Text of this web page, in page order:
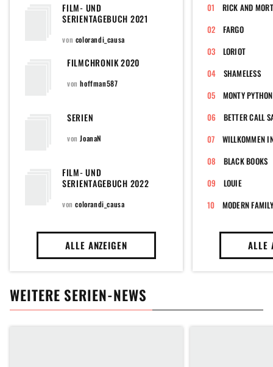
FILM- UND
SERIENTAGEBUCH 2021
von colorandi_causa
FILMCHRONIK 2020
vonhoffman587
SERIEN
von JoanaN
FILM- UND
SERIENTAGEBUCH 2022
voncolorandi_causa
ALLE ANZEIGEN
RICK AND
FARGO
LORIOT
SHAMELESS
MONTY
BETTER CALL
WILLKOMMEN
BLACK BOOKS
LOUIE
MODERN FAMILY
ALLE
WEITERE SERIEN-NEWS